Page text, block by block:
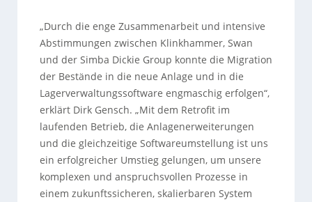
„Durch die enge Zusammenarbeit und intensive
Abstimmungen zwischen Klinkhammer, Swan
und der Simba Dickie Group konnte die Migration
der Bestände in die neue Anlage und in die
Lagerverwaltungssoftware engmaschig erfolgen“,
erklärt Dirk Gensch. „Mit dem Retrofit im
laufenden Betrieb, die Anlagenerweiterungen
und die gleichzeitige Softwareumstellung ist uns
ein erfolgreicher Umstieg gelungen, um unsere
komplexen und anspruchsvollen Prozesse in
einem zukunftssicheren, skalierbaren System